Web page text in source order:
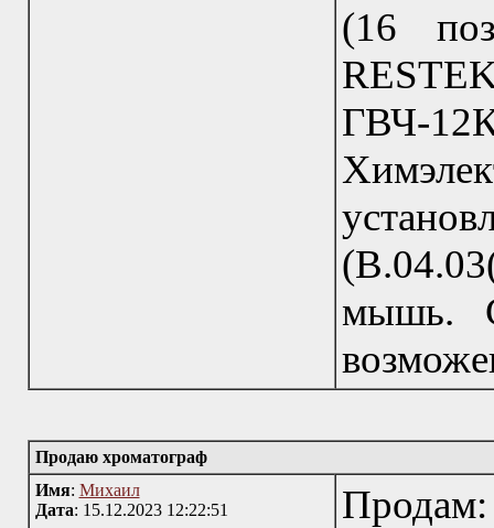
(16
ГВЧ-
мышь.
Продаю хроматограф
Имя: Михаил
Дата: 15.12.2023 12:22:51